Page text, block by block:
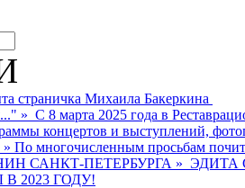
страничка Михаила Бакеркина
» С 8 марта 2025 года в
концертов и выступлений,
» По многочисленным просьбам
САНКТ-ПЕТЕРБУРГА » ЭДИТА
2023 ГОДУ!